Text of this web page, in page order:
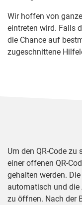
Wir hoffen von
eintreten wird. Falls
die Chance auf
zugeschnittene
Um den QR-Code
einer offenen QR-
gehalten werden.
automatisch und die
zu öffnen. Nach der